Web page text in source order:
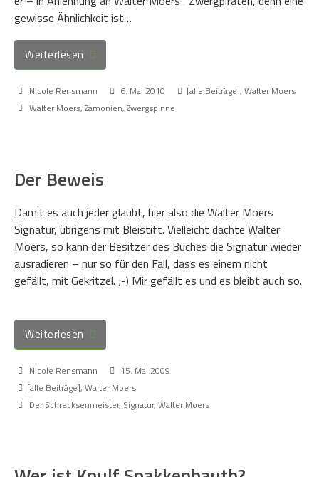
gewisse Ähnlichkeit ist…
Weiterlesen
Nicole Rensmann 6. Mai 2010 [alle Beiträge], Walter Moers
Walter Moers, Zamonien, Zwergspinne
Der Beweis
Damit es auch jeder glaubt, hier also die Walter Moers
Signatur, übrigens mit Bleistift. Vielleicht dachte Walter
Moers, so kann der Besitzer des Buches die Signatur wieder
ausradieren – nur so für den Fall, dass es einem nicht
gefällt, mit Gekritzel. ;-) Mir gefällt es und es bleibt auch so.
Weiterlesen
Nicole Rensmann
15. Mai 2009
[alle Beiträge], Walter Moers
Der Schrecksenmeister, Signatur, Walter Moers